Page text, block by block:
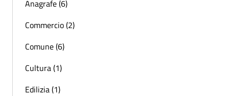
Anagrafe (6)
Commercio (2)
Comune (6)
Cultura (1)
Edilizia (1)